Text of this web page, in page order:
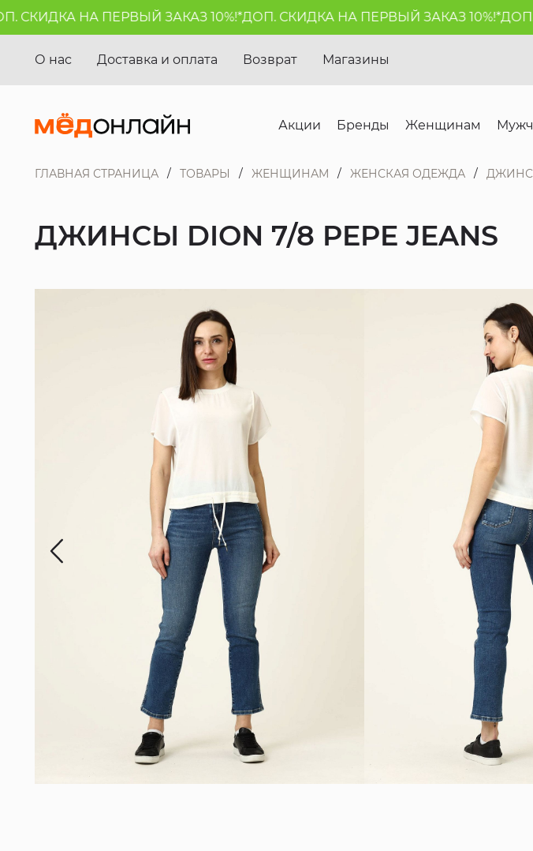
НА ПЕРВЫЙ ЗАКАЗ 10%!*ДОП. СКИДКА НА ПЕРВЫЙ ЗАКАЗ 10%!*ДОП.
О нас Доставка и оплата Возврат Магазины
Акции Бренды Женщинам
ГЛАВНАЯ СТРАНИЦА ТОВАРЫ ЖЕНЩИНАМ ЖЕНСКАЯ ОДЕЖДА
ДЖИНСЫ DION 7/8 PEPE JEANS